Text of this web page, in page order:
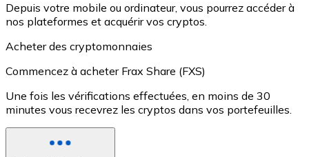
Depuis votre mobile ou ordinateur, vous pourrez accéder à
nos plateformes et acquérir vos cryptos.
Acheter des cryptomonnaies
Commencez à acheter Frax Share (FXS)
Une fois les vérifications effectuées, en moins de 30
minutes vous recevrez les cryptos dans vos portefeuilles.